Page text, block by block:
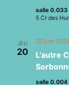
salle 0.033
5 Cr des
JEU
20
L’autre
20 juin
salle 0.004